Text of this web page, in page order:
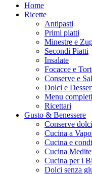
Home
Ricette
Antipasti
Primi piatti
Minestre e
Secondi Piatti
Insalate
Focacce e
Conserve e
Dolci e
Menu completi
Ricettari
Gusto & Benessere
Conserve
Cucina a
Cucina e
Cucina
Cucina per i
Dolci senza